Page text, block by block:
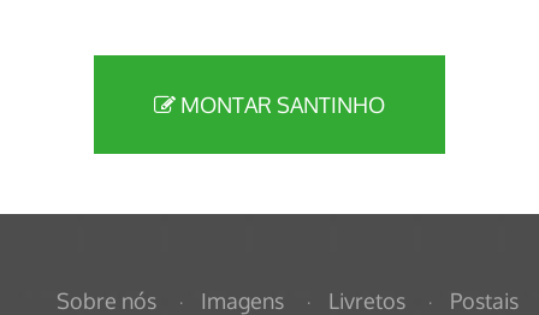
MONTAR SANTINHO
Sobre nós Imagens Livretos
Postais